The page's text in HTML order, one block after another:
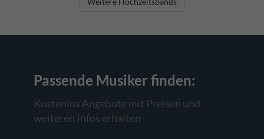
Passende Musikerfinden:
Kostenlos Angebote mit Preisen und
weiteren Infos erhalten